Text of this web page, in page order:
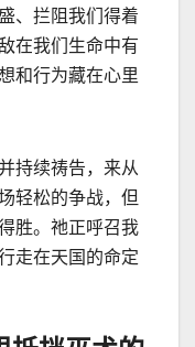
、拦阻我们得着
在我们生命中有
和行为藏在心里
持续祷告，来从
轻松的争战，但
胜。祂正呼召我
走在天国的命定